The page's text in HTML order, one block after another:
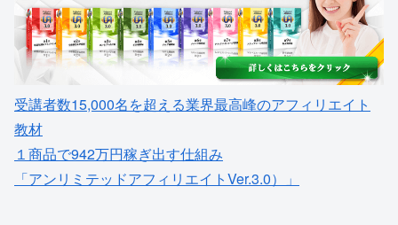
受講者数15,000名を超える業界最高峰のアフィリエイト
教材
１商品で942万円稼ぎ出す仕組み
「アンリミテッドアフィリエイトVer.3.0）」